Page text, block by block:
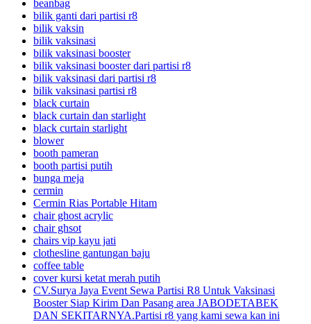
beanbag
bilik ganti dari partisi r8
bilik vaksin
bilik vaksinasi
bilik vaksinasi booster
bilik vaksinasi booster dari partisi r8
bilik vaksinasi dari partisi r8
bilik vaksinasi partisi r8
black curtain
black curtain dan starlight
black curtain starlight
blower
booth pameran
booth partisi putih
bunga meja
cermin
Cermin Rias Portable Hitam
chair ghost acrylic
chair ghsot
chairs vip kayu jati
clothesline gantungan baju
coffee table
cover kursi ketat merah putih
CV.Surya Jaya Event Sewa Partisi R8 Untuk Vaksinasi
Booster Siap Kirim Dan Pasang area JABODETABEK
DAN SEKITARNYA.Partisi r8 yang kami sewa kan ini